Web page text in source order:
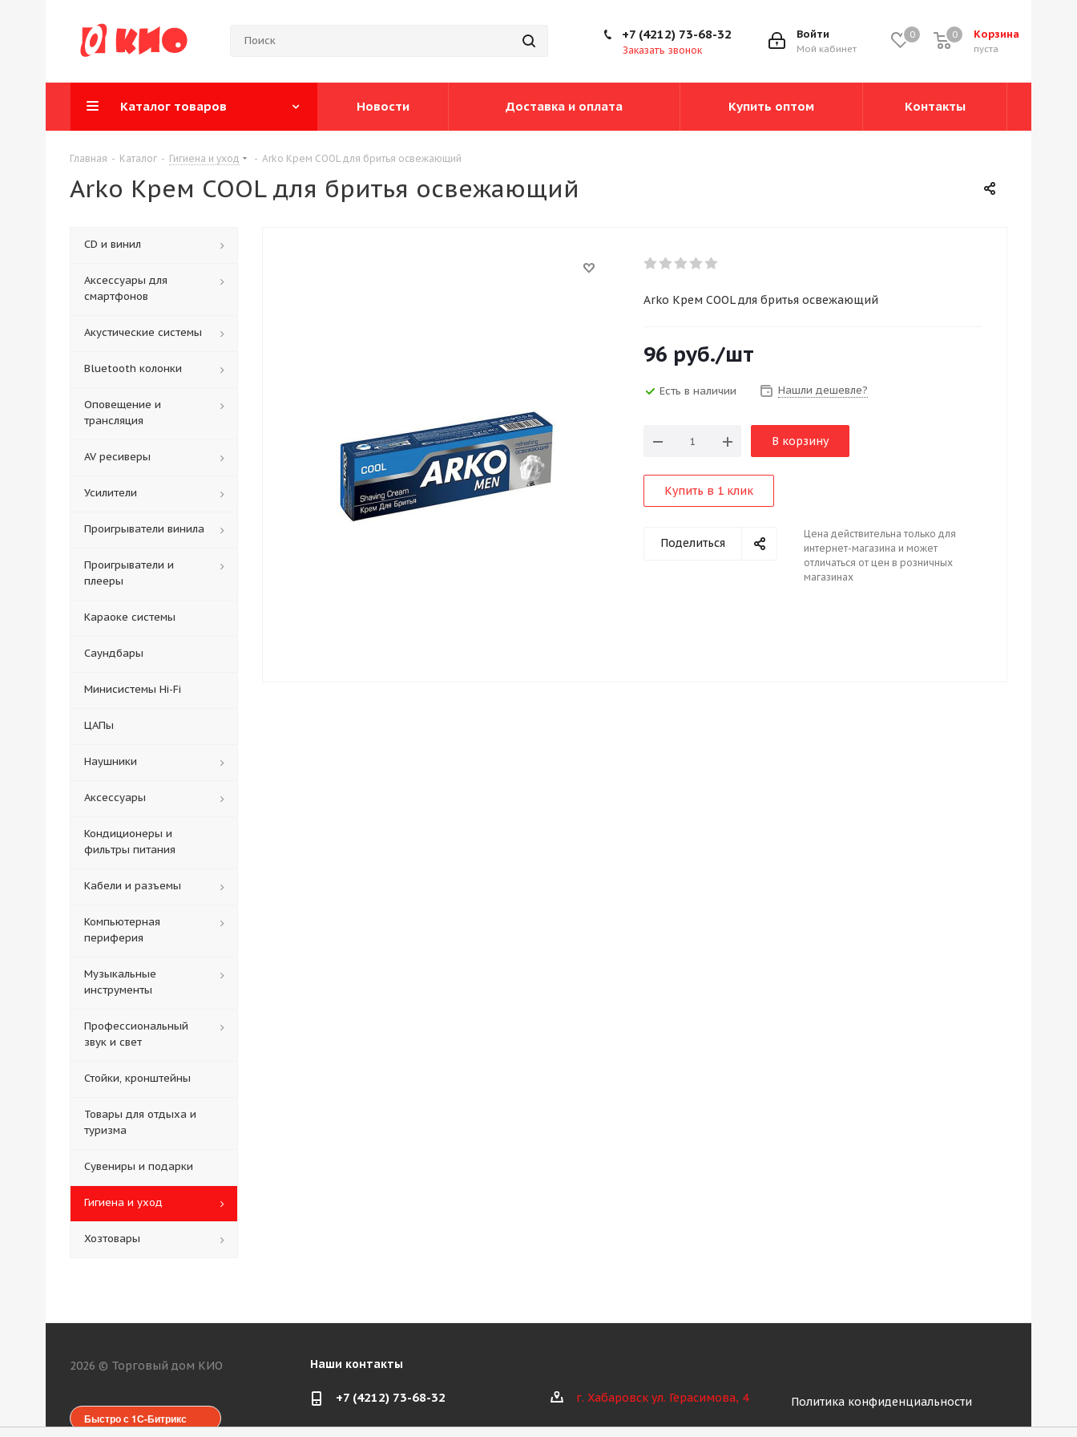
0 Корзина
0
пуста
0
Войти
Мой кабинет
+7 (4212) 73-68-32
Заказать звонок
Каталог товаров Новости Доставка и оплата Купить оптом Контакты
Главная - Каталог - Гигиена и уход - Arko Крем COOL для бритья освежающий
Arko Крем COOL для бритья освежающий
Arko Крем COOL для бритья освежающий
96 руб./шт
Есть в наличии Нашли дешевле?
В корзину
Купить в 1 клик
Поделиться
Цена действительна только для
интернет-магазина и может
отличаться от цен в розничных
магазинах
CD и винил
Аксессуары для
смартфонов
Акустические системы
Bluetooth колонки
Оповещение и
трансляция
AV ресиверы
Усилители
Проигрыватели винила
Проигрыватели и
плееры
Караоке системы
Саундбары
Минисистемы Hi-Fi
ЦАПы
Наушники
Аксессуары
Кондиционеры и
фильтры питания
Кабели и разъемы
Компьютерная
периферия
Музыкальные
инструменты
Профессиональный
звук и свет
Стойки, кронштейны
Товары для отдыха и
туризма
Сувениры и подарки
Гигиена и уход
Хозтовары
2026 © Торговый дом КИО
Быстро с 1С-Битрикс
Наши контакты
+7 (4212) 73-68-32 г. Хабаровск ул. Герасимова, 4 Политика конфиденциальности